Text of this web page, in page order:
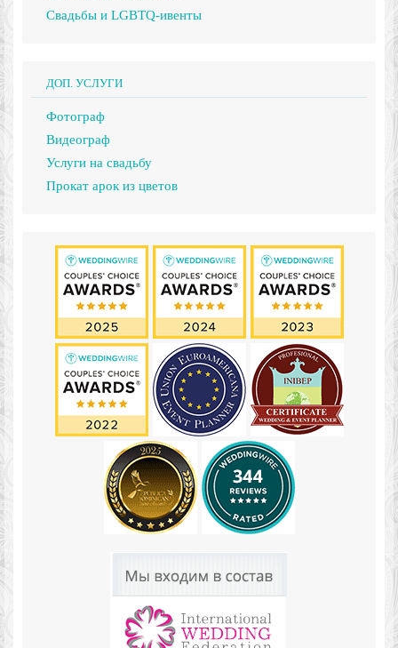
Свадьбы и LGBTQ-ивенты
ДОП. УСЛУГИ
Фотограф
Видеограф
Услуги на свадьбу
Прокат арок из цветов